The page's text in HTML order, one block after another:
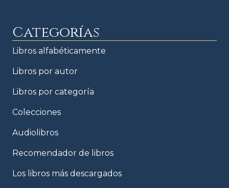
Categorías
Libros alfabéticamente
Libros por autor
Libros por categoría
Colecciones
Audiolibros
Recomendador de libros
Los libros más descargados